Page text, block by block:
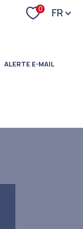
0 Langue
FR
ALERTE E-MAIL